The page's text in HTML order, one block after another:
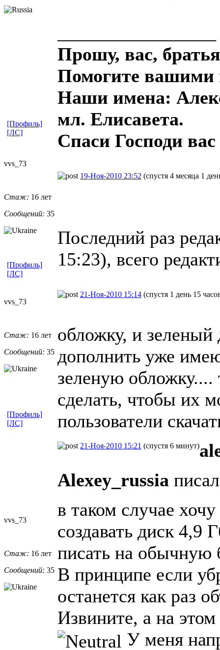
Прошу, вас,
Помогите вашими
Наши имена:
мл. Елисавета.
Спаси Господи вас
[Профиль]
[ЛС]
vvs_73
Стаж: 16 лет
Сообщений: 35
19-Ноя-2010 23:52 (спустя 4 месяца 1
Последний раз
15:23), всего
[Профиль]
[ЛС]
vvs_73
Стаж: 16 лет
Сообщений: 35
21-Ноя-2010 15:14 (спустя 1 день 15
обложку, и зеленый
дополнить уже
зеленую обложку....
сделать, чтобы их
пользователи
[Профиль]
[ЛС]
vvs_73
Стаж: 16 лет
Сообщений: 35
21-Ноя-2010 15:21 (спустя 6 минут)
Alexey_russia
в таком случае
создавать диск 4,9
писать на обычную
В принципе если
останется как раз
Извините, а на
У меня